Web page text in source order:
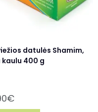
datulės Shamim,
kaulu 400 g
€